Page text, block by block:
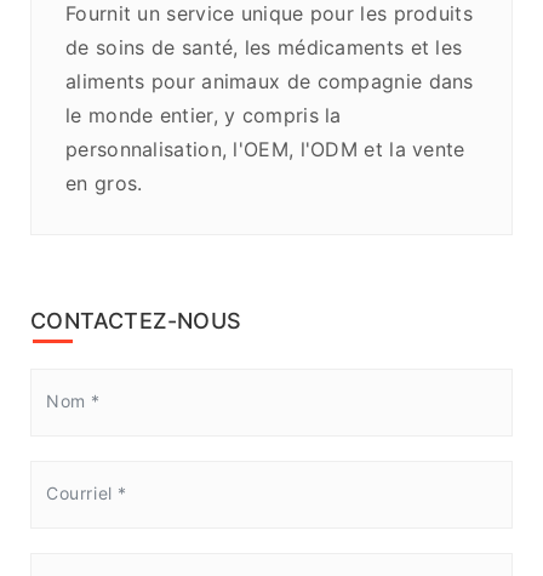
Fournit un service unique pour les produits
de soins de santé, les médicaments et les
aliments pour animaux de compagnie dans
le monde entier, y compris la
personnalisation, l'OEM, l'ODM et la vente
en gros.
CONTACTEZ-NOUS